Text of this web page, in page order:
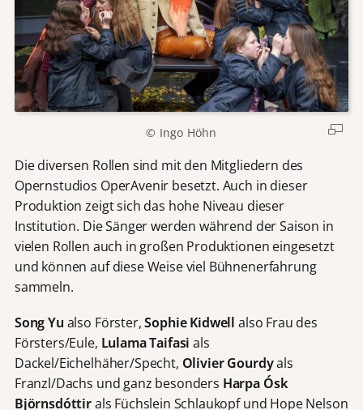
© Ingo Höhn
Die diversen Rollen sind mit den Mitgliedern des
Opernstudios OperAvenir besetzt. Auch in dieser
Produktion zeigt sich das hohe Niveau dieser
Institution. Die Sänger werden während der Saison in
vielen Rollen auch in großen Produktionen eingesetzt
und können auf diese Weise viel Bühnenerfahrung
sammeln.
Song Yu also Förster,Sophie Kidwell also Frau des
Försters/Eule, Lulama Taifasi als
Dackel/Eichelhäher/Specht, Olivier Gourdyals
Franzl/Dachs und ganz besonders Harpa Ósk
Björnsdóttirals Füchslein Schlaukopf und Hope Nelson